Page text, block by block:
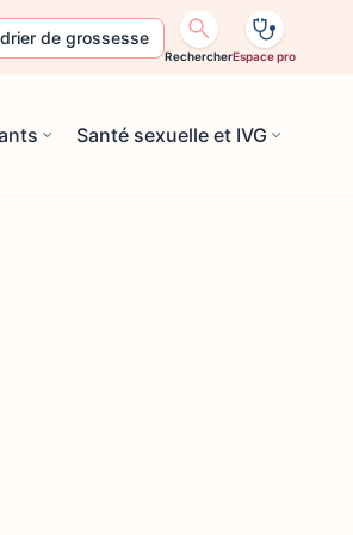
de grossesse
RechercherEspace pro
Santé sexuelle et IVG